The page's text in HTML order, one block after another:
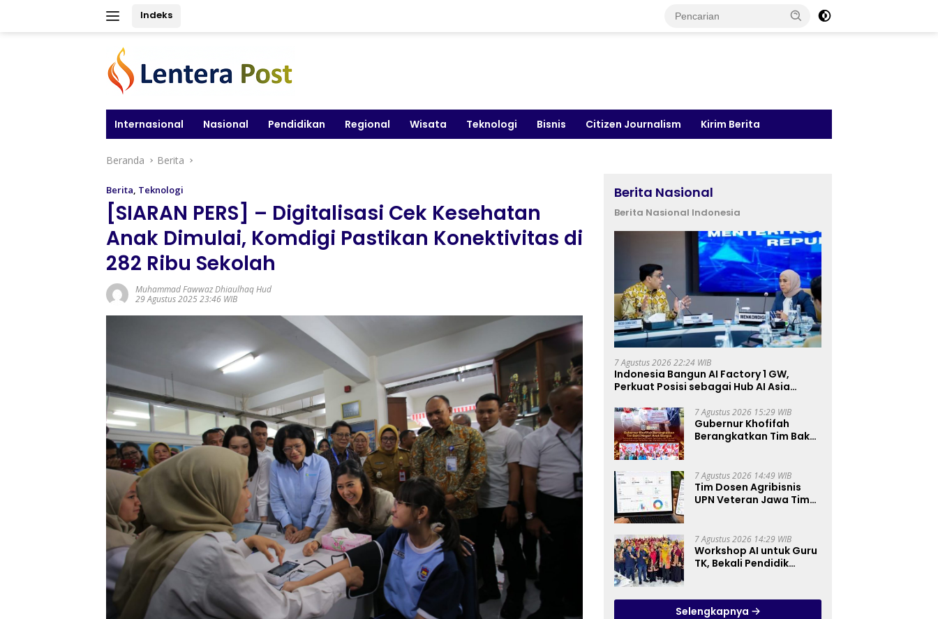
Indeks
Internasional Nasional Pendidikan Regional Wisata Teknologi Bisnis Citizen Journalism Kirim Berita
Beranda Berita
Berita, Teknologi
[SIARAN PERS] – Digitalisasi Cek Kesehatan
Anak Dimulai, Komdigi Pastikan Konektivitas di
282 Ribu Sekolah
Muhammad Fawwaz Dhiaulhaq Hud
29 Agustus 2025 23:46 WIB
Berita Nasional
Berita Nasional Indonesia
7 Agustus 2026 22:24 WIB
Indonesia Bangun AI Factory 1 GW,
Perkuat Posisi sebagai Hub AI Asia
7 Agustus 2026 15:29 WIB
Gubernur Khofifah
Berangkatkan Tim Bakti
untuk Keluarga
Pahlawan dan Perintis
Kemerdekaan
7 Agustus 2026 14:49 WIB
Tim Dosen Agribisnis
UPN Veteran Jawa Timur
untuk Kelompok Tani
dan UMKM
7 Agustus 2026 14:29 WIB
Workshop AI untuk Guru
TK, Bekali Pendidik
Membuat Media Ajar
Selengkapnya